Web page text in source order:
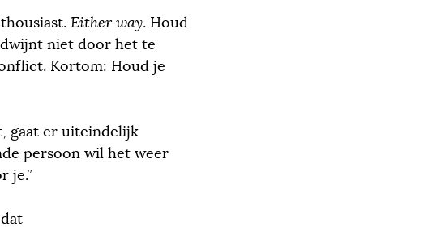
Either way. Houd
niet door het te
Kortom: Houd je
gaat er uiteindelijk
persoon wil het weer
je.”